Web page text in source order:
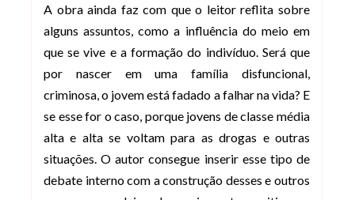
A obra ainda faz com que o leitor reflita sobre
alguns assuntos, como a influência do meio em
que se vive e a formação do indivíduo. Será que
por nascer em uma família disfuncional,
criminosa, o jovem está fadado a falhar na vida? E
se esse for o caso, porque jovens de classe média
alta e alta se voltam para as drogas e outras
situações. O autor consegue inserir esse tipo de
debate interno com a construção desses e outros